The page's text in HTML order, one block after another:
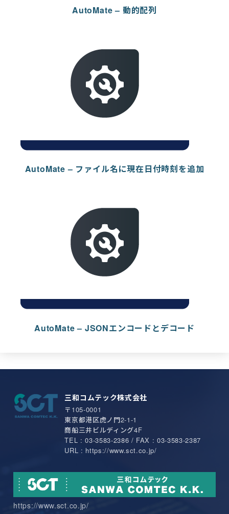
AutoMate – 動的配列
AutoMate – ファイル名に現在日付時刻を追加
AutoMate – JSONエンコードとデコード
三和コムテック株式会社
〒105-0001
東京都港区虎ノ門2-1-1
商船三井ビルディング4F
TEL : 03-3583-2386 / FAX : 03-3583-2387
URL : https://www.sct.co.jp/
https://www.sct.co.jp/